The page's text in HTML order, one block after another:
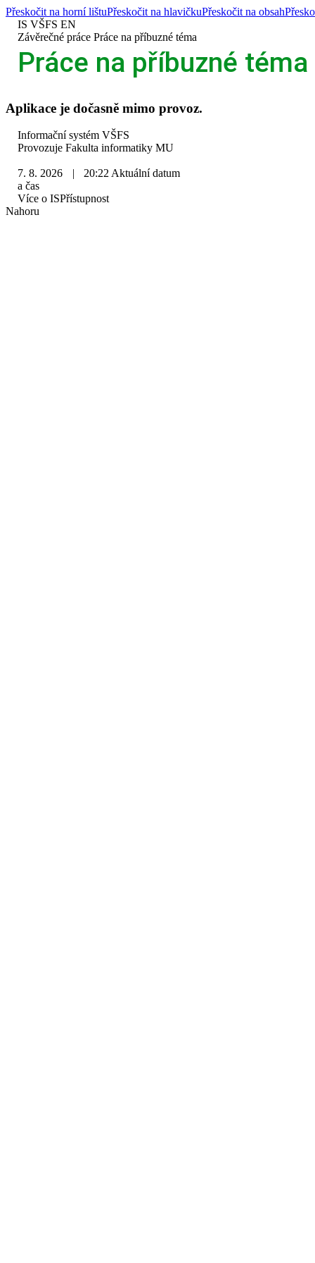
Přeskočit na horní lištuPřeskočit na hlavičkuPřeskočit na obsah
IS VŠFS EN
>
Závěrečné práce >
Práce na příbuzné téma
Práce na příbuzné téma
Aplikace je dočasně mimo provoz.
IS
VŠFS
Informační systém VŠFS
ProvozujeFakulta informatiky MU
7. 8. 2026 | 20:22Aktuální datum
a čas
Více o ISPřístupnost
Nahoru